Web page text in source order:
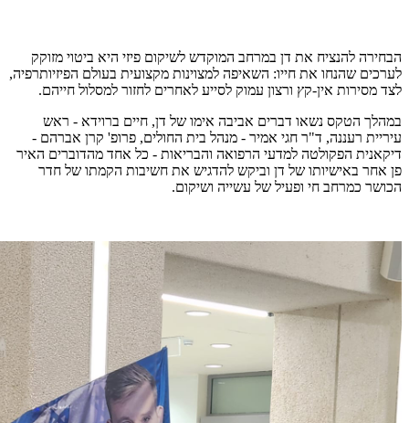
הבחירה להנציח את דן במרחב המוקדש לשיקום פיזי היא ביטוי מזוקק
לערכים שהנחו את חייו: השאיפה למצוינות מקצועית בעולם הפיזיותרפיה,
לצד מסירות אין-קץ ורצון עמוק לסייע לאחרים לחזור למסלול חייהם.
במהלך הטקס נשאו דברים אביבה אימו של דן, חיים ברוידא - ראש
עיריית רעננה, ד"ר חגי אמיר - מנהל בית החולים, פרופ' קרן אברהם -
דיקאנית הפקולטה למדעי הרפואה והבריאות - כל אחד מהדוברים האיר
פן אחר באישיותו של דן וביקש להדגיש את חשיבות הקמתו של חדר
הכושר כמרחב חי ופעיל של עשייה ושיקום.